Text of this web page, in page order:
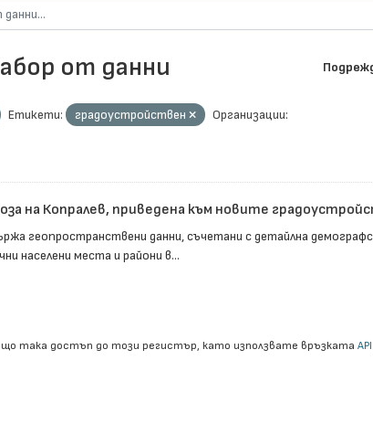
от данни
Етикети: градоустройствен
Организации:
на Копралев, приведена към новите
геопространствени данни, съчетани с детайлна
населени места и райони в...
така достъп до този регистър, като използвате връзката API